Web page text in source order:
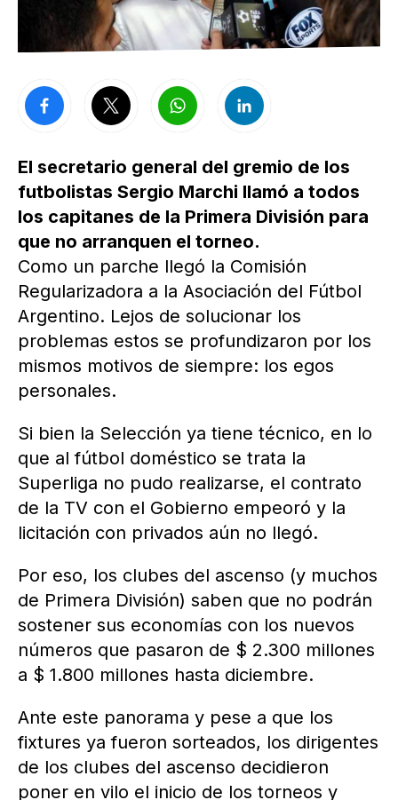
El secretario general del gremio de los
futbolistas Sergio Marchi llamó a todos
los capitanes de la Primera División para
que no arranquen el torneo.
Como un parche llegó la Comisión
Regularizadora a la Asociación del Fútbol
Argentino. Lejos de solucionar los
problemas estos se profundizaron por los
mismos motivos de siempre: los egos
personales.
Si bien la Selección ya tiene técnico, en lo
que al fútbol doméstico se trata la
Superliga no pudo realizarse, el contrato
de la TV con el Gobierno empeoró y la
licitación con privados aún no llegó.
Por eso, los clubes del ascenso (y muchos
de Primera División) saben que no podrán
sostener sus economías con los nuevos
números que pasaron de $ 2.300 millones
a $ 1.800 millones hasta diciembre.
Ante este panorama y pese a que los
fixtures ya fueron sorteados, los dirigentes
de los clubes del ascenso decidieron
poner en vilo el inicio de los torneos y